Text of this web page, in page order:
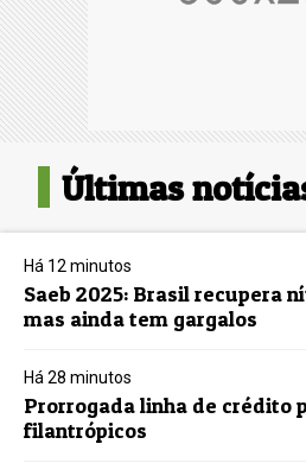
Últimas
Há 12 minutos
Saeb 2025: Brasil recupera
mas ainda tem gargalos
Há 28 minutos
Prorrogada linha de crédito
filantrópicos